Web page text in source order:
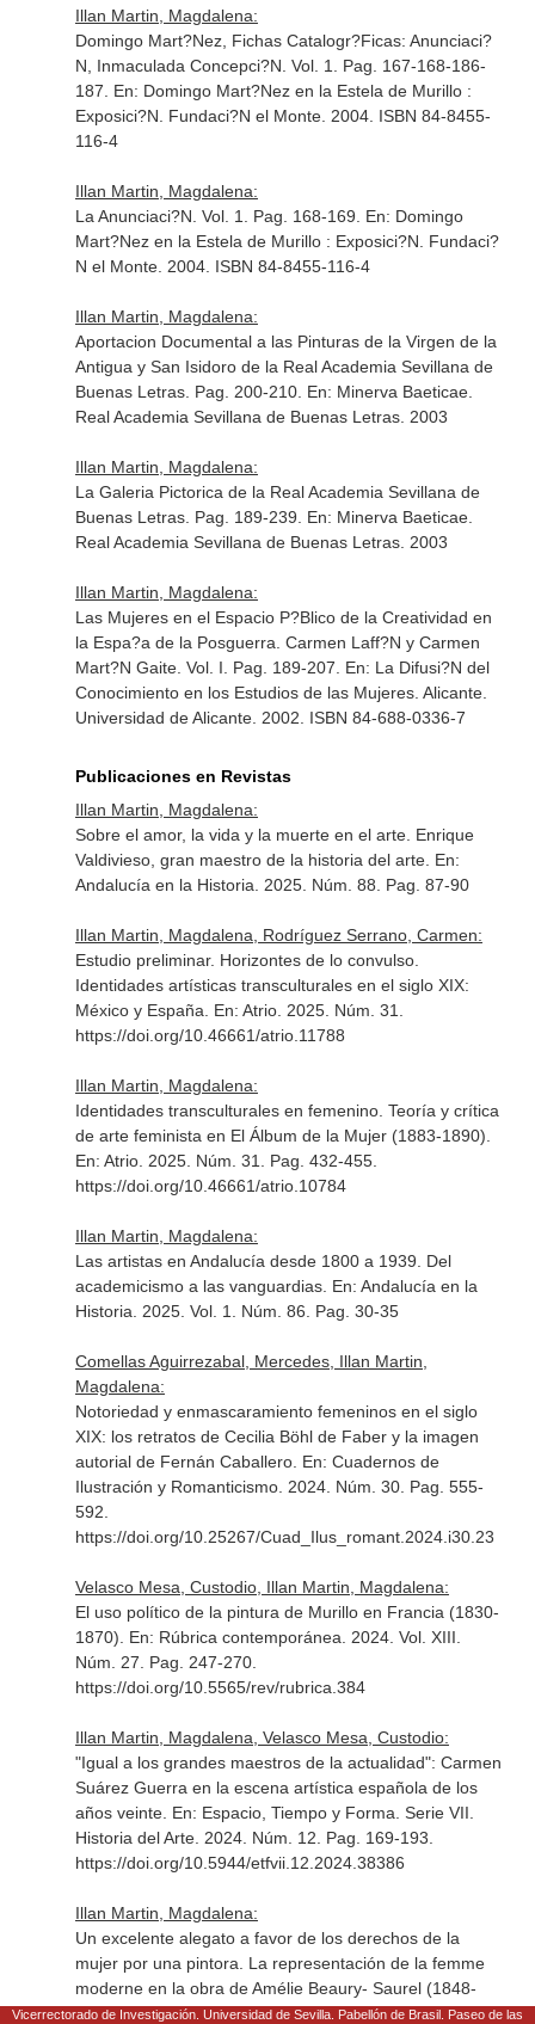
Illan Martin, Magdalena:
Domingo Mart?Nez, Fichas Catalogr?Ficas: Anunciaci?
N, Inmaculada Concepci?N. Vol. 1. Pag. 167-168-186-
187. En: Domingo Mart?Nez en la Estela de Murillo :
Exposici?N . Fundaci?N el Monte. 2004. ISBN 84-8455-
116-4
Illan Martin, Magdalena:
La Anunciaci?N. Vol. 1. Pag. 168-169. En: Domingo
Mart?Nez en la Estela de Murillo : Exposici?N . Fundaci?
N el Monte. 2004. ISBN 84-8455-116-4
Illan Martin, Magdalena:
Aportacion Documental a las Pinturas de la Virgen de la
Antigua y San Isidoro de la Real Academia Sevillana de
Buenas Letras. Pag. 200-210. En: Minerva Baeticae.
Real Academia Sevillana de Buenas Letras. 2003
Illan Martin, Magdalena:
La Galeria Pictorica de la Real Academia Sevillana de
Buenas Letras. Pag. 189-239. En: Minerva Baeticae.
Real Academia Sevillana de Buenas Letras. 2003
Illan Martin, Magdalena:
Las Mujeres en el Espacio P?Blico de la Creatividad en
la Espa?a de la Posguerra. Carmen Laff?N y Carmen
Mart?N Gaite. Vol. I. Pag. 189-207. En: La Difusi?N del
Conocimiento en los Estudios de las Mujeres. Alicante.
Universidad de Alicante. 2002. ISBN 84-688-0336-7
Publicaciones en Revistas
Illan Martin, Magdalena:
Sobre el amor, la vida y la muerte en el arte. Enrique
Valdivieso, gran maestro de la historia del arte. En:
Andalucía en la Historia . 2025. Núm. 88. Pag. 87-90
Illan Martin, Magdalena, Rodríguez Serrano, Carmen:
Estudio preliminar. Horizontes de lo convulso.
Identidades artísticas transculturales en el siglo XIX:
México y España. En: Atrio. 2025. Núm. 31.
https://doi.org/10.46661/atrio.11788
Illan Martin, Magdalena:
Identidades transculturales en femenino. Teoría y crítica
de arte feminista en El Álbum de la Mujer (1883-1890).
En: Atrio. 2025. Núm. 31. Pag. 432-455.
https://doi.org/10.46661/atrio.10784
Illan Martin, Magdalena:
Las artistas en Andalucía desde 1800 a 1939. Del
academicismo a las vanguardias. En: Andalucía en la
Historia . 2025. Vol. 1. Núm. 86. Pag. 30-35
Comellas Aguirrezabal, Mercedes, Illan Martin,
Magdalena:
Notoriedad y enmascaramiento femeninos en el siglo
XIX: los retratos de Cecilia Böhl de Faber y la imagen
autorial de Fernán Caballero. En: Cuadernos de
Ilustración y Romanticismo. 2024. Núm. 30. Pag. 555-
592.
https://doi.org/10.25267/Cuad_Ilus_romant.2024.i30.23
Velasco Mesa, Custodio, Illan Martin, Magdalena:
El uso político de la pintura de Murillo en Francia (1830-
1870). En: Rúbrica contemporánea . 2024. Vol. XIII.
Núm. 27. Pag. 247-270.
https://doi.org/10.5565/rev/rubrica.384
Illan Martin, Magdalena, Velasco Mesa, Custodio:
"Igual a los grandes maestros de la actualidad": Carmen
Suárez Guerra en la escena artística española de los
años veinte. En: Espacio, Tiempo y Forma. Serie VII.
Historia del Arte. 2024. Núm. 12. Pag. 169-193.
https://doi.org/10.5944/etfvii.12.2024.38386
Illan Martin, Magdalena:
Un excelente alegato a favor de los derechos de la
mujer por una pintora. La representación de la femme
moderne en la obra de Amélie Beaury- Saurel (1848-
1924).En: Arenal. Revista de Historia de las Mujeres.
Vicerrectorado de Investigación. Universidad de Sevilla. Pabellón de Brasil. Paseo de las